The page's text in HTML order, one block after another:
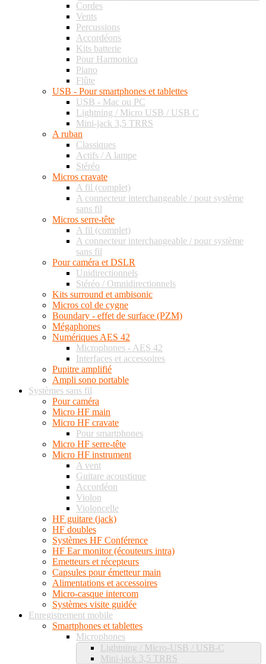
Cordes
Vents
Percussions
Accordéons
Kits batterie
Pour Harmonica
Piano
Flûte
USB - Pour smartphones et tablettes
USB - Mac ou PC
Lightning / Micro USB / USB C
Mini-jack 3,5 TRRS
A ruban
Classiques
Actifs / A lampe
Stéréo
Micros cravate
A fil (complet)
A connecteur interchangeable / pour système
sans fil
Micros serre-tête
A fil (complet)
A connecteur interchangeable / pour système
sans fil
Pour caméra et DSLR
Unidirectionnels
Stéréo / Omnidirectionnels
Kits surround et ambisonic
Micros col de cygne
Boundary - effet de surface (PZM)
Mégaphones
Numériques AES 42
Microphones - AES 42
Interfaces et accessoires
Pupitre amplifié
Ampli sono portable
Systèmes sans fil
Pour caméra
Micro HF main
Micro HF cravate
Pour smartphones
Micro HF serre-tête
Micro HF instrument
A vent
Guitare acoustique
Accordéon
Violon
Violoncelle
HF guitare (jack)
HF doubles
Systèmes HF Conférence
HF Ear monitor (écouteurs intra)
Emetteurs et récepteurs
Capsules pour émetteur main
Alimentations et accessoires
Micro-casque intercom
Systèmes visite guidée
Enregistrement mobile
Smartphones et tablettes
Microphones
Lightning / Micro-USB / USB-C
Mini-jack 3,5 TRRS